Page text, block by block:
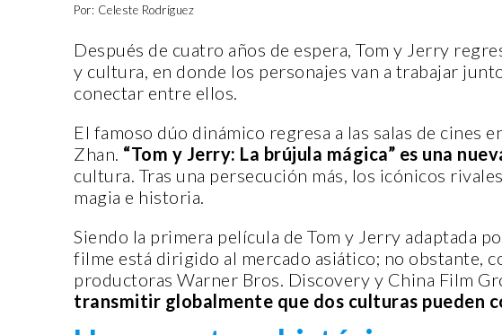
Por: Celeste Rodríguez
Después de cuatro años de espera, Tom y Jerry
y cultura, en donde los personajes van a trabajar
conectar entre ellos.
El famoso dúo dinámico regresa a las salas de cines
Zhan. “Tom y Jerry: La brújula mágica” es una
cultura. Tras una persecución más, los icónicos
magia e historia.
Siendo la primera película de Tom y Jerry adaptada
filme está dirigido al mercado asiático; no obstante,
productoras Warner Bros. Discovery y China Film
transmitir globalmente que dos culturas pueden